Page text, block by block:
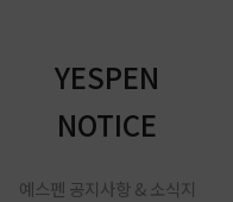
YESPEN
NOTICE
예스펜 공지사항 & 소식지